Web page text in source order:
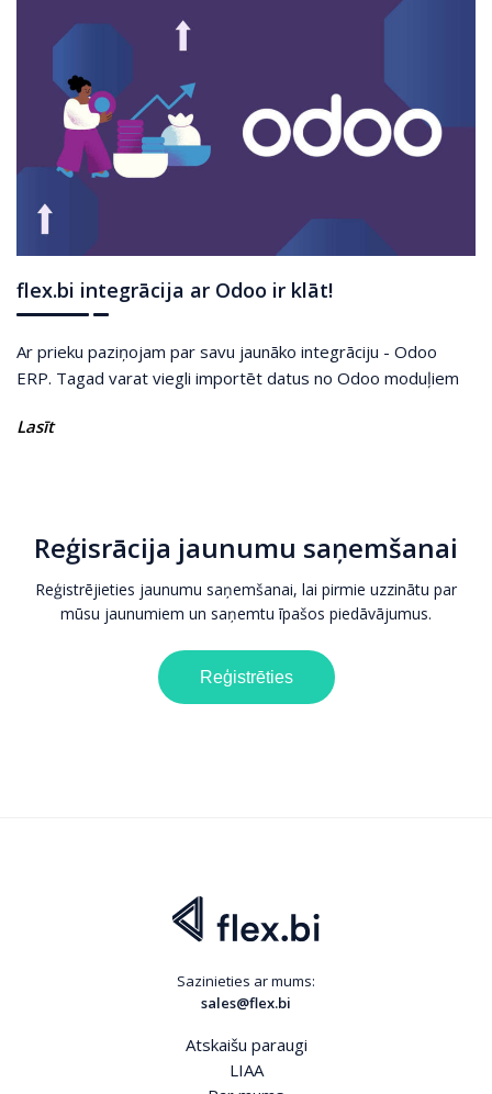
flex.bi integrācija ar Odoo ir klāt!
Ar prieku paziņojam par savu jaunāko integrāciju - Odoo
ERP. Tagad varat viegli importēt datus no Odoo moduļiem
Lasīt
Reģisrācija jaunumu saņemšanai
Reģistrējieties jaunumu saņemšanai, lai pirmie uzzinātu par
mūsu jaunumiem un saņemtu īpašos piedāvājumus.
Reģistrēties
Sazinieties ar mums:
sales@flex.bi
Atskaišu paraugi
LIAA